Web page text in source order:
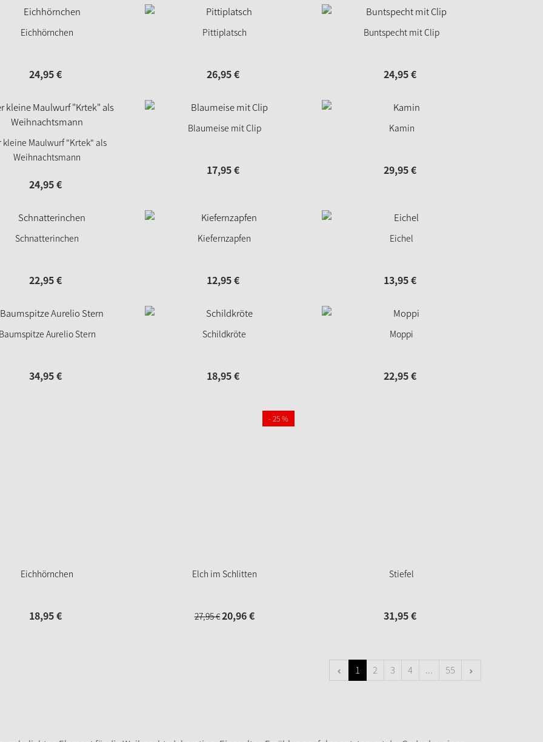
Eichhörnchen
24,95€
Pittiplatsch
26,95€
Buntspecht mit Clip
24,95€
kleine Maulwurf "Krtek" als
Weihnachtsmann
24,95€
Blaumeise mit Clip
17,95€
Kamin
29,95€
Schnatterinchen
22,95€
Kiefernzapfen
12,95€
Eichel
13,95€
Aurelio Stern
34,95€
Schildkröte
18,95€
Moppi
22,95€
Eichhörnchen
18,95€
Elch im Schlitten
27,95€20,96€
- 25 %
Stiefel
31,95€
1 2 3 4 ... 55